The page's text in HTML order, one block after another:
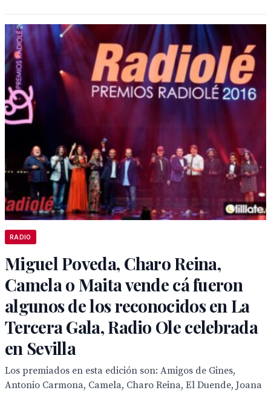
RADIO
Miguel Poveda, Charo Reina,
Camela o Maita vende cá fueron
algunos de los reconocidos en La
Tercera Gala, Radio Ole celebrada
en Sevilla
Los premiados en esta edición son: Amigos de Gines,
Antonio Carmona, Camela, Charo Reina, El Duende, Joana